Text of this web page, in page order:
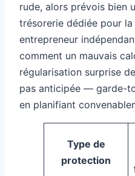
rude, alors prévois bien
trésorerie dédiée pour
entrepreneur
comment un mauvais
régularisation surprise
pas anticipée — garde-
en planifiant
Type de
protection